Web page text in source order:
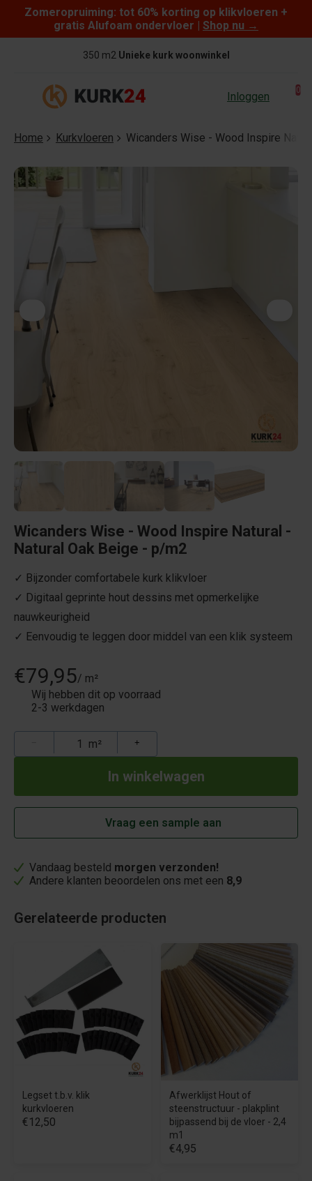
Skip to content
Zomeropruiming: tot 60% korting op klikvloeren +
gratis Alufoam ondervloer | Shop nu →
350 m2 Unieke kurk woonwinkel
Inloggen 0
Home Kurkvloeren Wicanders Wise - Wood Inspire
Wicanders Wise - Wood Inspire Natural -
Natural Oak Beige - p/m2
✓ Bijzonder comfortabele kurk klikvloer
✓ Digitaal geprinte hout dessins met opmerkelijke
nauwkeurigheid
✓ Eenvoudig te leggen door middel van een klik systeem
€79,95/ m²
Wij hebben dit op voorraad
2-3 werkdagen
m² +
Vraag een sample aan
Vandaag besteld morgen verzonden!
Andere klanten beoordelen ons met een 8,9
Gerelateerde producten
Legset t.b.v. klik
kurkvloeren
€12,50
Afwerklijst Hout of
steenstructuur - plakplint
bijpassend bij de vloer - 2,4
m1
€4,95